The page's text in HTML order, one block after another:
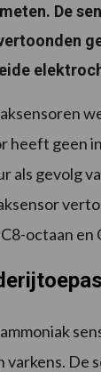
De
heeft geen
als gevolg
octaan en
varkens. De